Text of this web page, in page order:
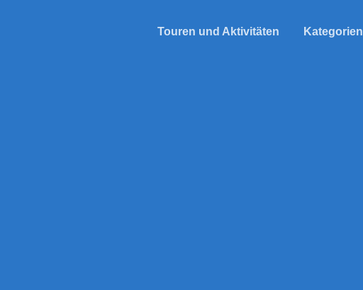
Touren und Aktivitäten Kategorien